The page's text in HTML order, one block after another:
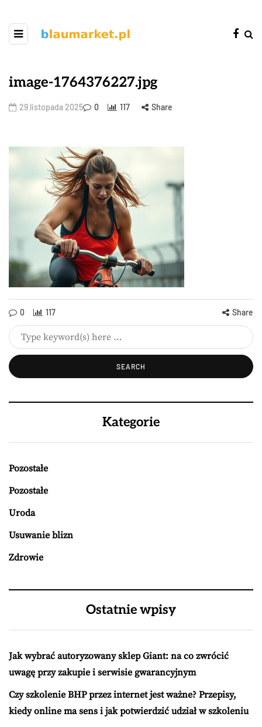
image-1764376227.jpg
29 listopada 2025 0 117 Share
0 117 Share
Kategorie
Pozostałe
Pozostałe
Uroda
Usuwanie blizn
Zdrowie
Ostatnie wpisy
Jak wybrać autoryzowany sklep Giant: na co zwrócić
uwagę przy zakupie i serwisie gwarancyjnym
Czy szkolenie BHP przez internet jest ważne? Przepisy,
kiedy online ma sens i jak potwierdzić udział w szkoleniu